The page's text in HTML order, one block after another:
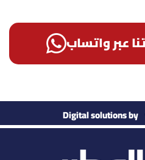
عبر واتساب
Digital solutions by